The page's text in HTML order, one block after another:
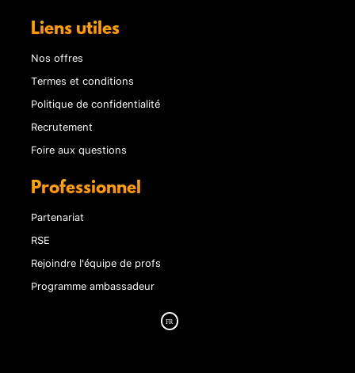
Liens utiles
Nos offres
Termes et conditions
Politique de confidentialité
Recrutement
Foire aux questions
Professionnel
Partenariat
RSE
Rejoindre l'équipe de profs
Programme ambassadeur